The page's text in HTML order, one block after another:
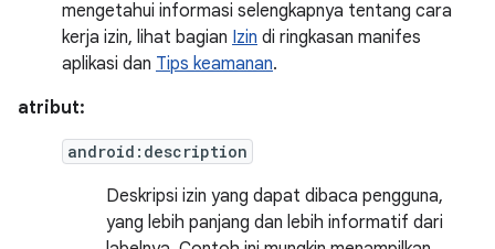
mengetahui informasi selengkapnya tentang cara
kerja izin, lihat bagian Izin di ringkasan manifes
aplikasi dan Tips keamanan.
atribut:
android:description
Deskripsi izin yang dapat dibaca pengguna,
yang lebih panjang dan lebih informatif dari